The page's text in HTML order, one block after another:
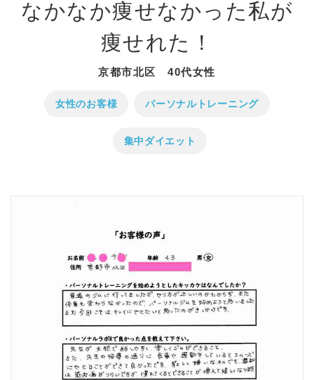
なかなか痩せなかった私が
痩せれた！
京都市北区 40代女性
女性のお客様 パーソナルトレーニング
集中ダイエット